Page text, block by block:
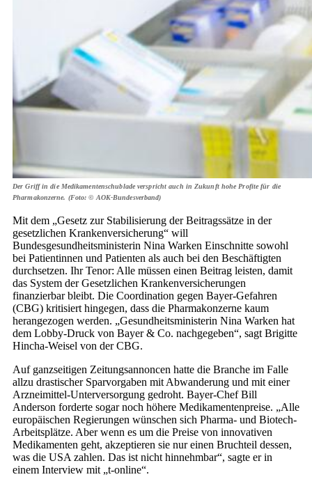
Der Griff in die Medikamentenschublade verspricht auch in Zukunft hohe Profite für die
Pharmakonzerne. (Foto: © AOK-Bundesverband)
Mit dem „Gesetz zur Stabilisierung der Beitragssätze in der
gesetzlichen Krankenversicherung“ will
Bundesgesundheitsministerin Nina Warken Einschnitte sowohl
bei Patientinnen und Patienten als auch bei den Beschäftigten
durchsetzen. Ihr Tenor: Alle müssen einen Beitrag leisten, damit
das System der Gesetzlichen Krankenversicherungen
finanzierbar bleibt. Die Coordination gegen Bayer-Gefahren
(CBG) kritisiert hingegen, dass die Pharmakonzerne kaum
herangezogen werden. „Gesundheitsministerin Nina Warken hat
dem Lobby-Druck von Bayer & Co. nachgegeben“, sagt Brigitte
Hincha-Weisel von der CBG.
Auf ganzseitigen Zeitungsannoncen hatte die Branche im Falle
allzu drastischer Sparvorgaben mit Abwanderung und mit einer
Arzneimittel-Unterversorgung gedroht. Bayer-Chef Bill
Anderson forderte sogar noch höhere Medikamentenpreise. „Alle
europäischen Regierungen wünschen sich Pharma- und Biotech-
Arbeitsplätze. Aber wenn es um die Preise von innovativen
Medikamenten geht, akzeptieren sie nur einen Bruchteil dessen,
was die USA zahlen. Das ist nicht hinnehmbar“, sagte er in
einem Interview mit „t-online“.